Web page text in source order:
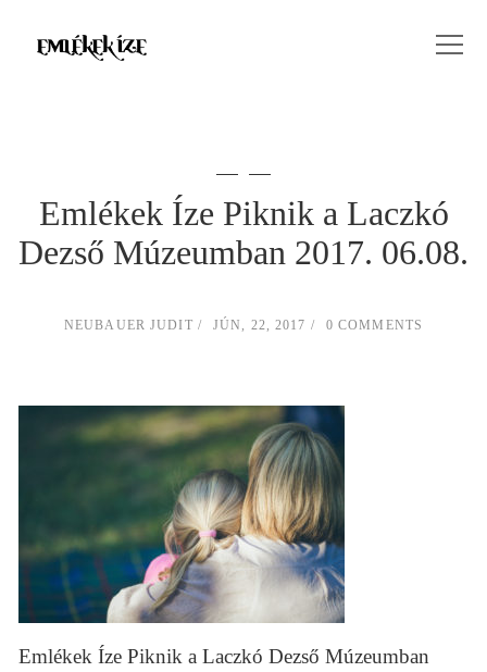
Emlékek Íze Piknik a Laczkó
Dezső Múzeumban 2017. 06.08.
NEUBAUER JUDIT JÚN, 22, 2017 0 COMMENTS
Emlékek Íze Piknik a Laczkó Dezső Múzeumban